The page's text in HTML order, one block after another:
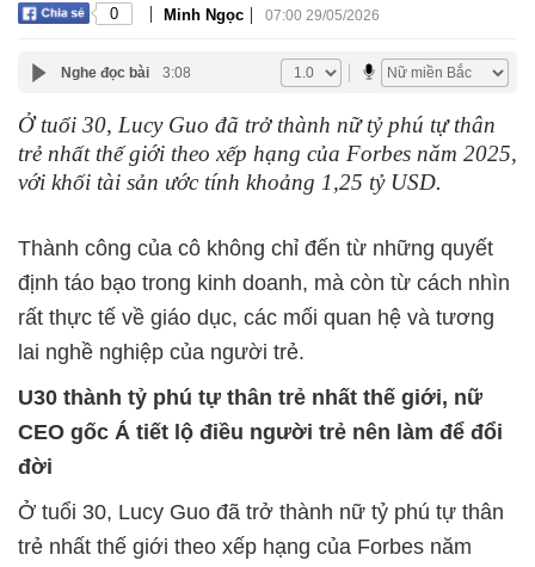
0 | Minh Ngọc | 07:00 29/05/2026
Nghe đọc bài 3:08
Ở tuổi 30, Lucy Guo đã trở thành nữ tỷ phú tự thân
trẻ nhất thế giới theo xếp hạng của Forbes năm 2025,
với khối tài sản ước tính khoảng 1,25 tỷ USD.
Thành công của cô không chỉ đến từ những quyết
định táo bạo trong kinh doanh, mà còn từ cách nhìn
rất thực tế về giáo dục, các mối quan hệ và tương
lai nghề nghiệp của người trẻ.
U30 thành tỷ phú tự thân trẻ nhất thế giới, nữ
CEO gốc Á tiết lộ điều người trẻ nên làm để đổi
đời
Ở tuổi 30, Lucy Guo đã trở thành nữ tỷ phú tự thân
trẻ nhất thế giới theo xếp hạng của Forbes năm